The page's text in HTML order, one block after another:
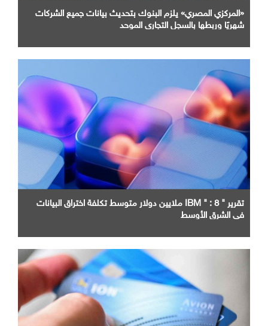
«المركزي المصري» يلزم البنوك بتحديث بيانات جميع الشركات
شهريًا وربطها بالسجل التجاري الموحد
تقرير " IBM " : 8 ملايين دولار متوسط تكلفة اختراق البيانات
في الشرق الأوسط